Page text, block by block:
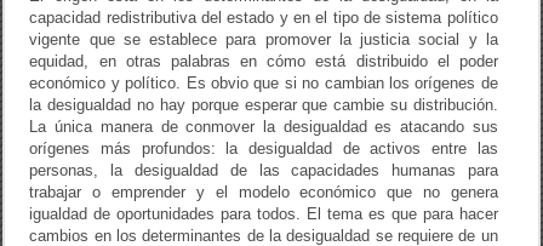
capacidad redistributiva del estado y en el tipo de sistema político
vigente que se establece para promover la justicia social y la
equidad, en otras palabras en cómo está distribuido el poder
económico y político. Es obvio que si no cambian los orígenes de
la desigualdad no hay porque esperar que cambie su distribución.
La única manera de conmover la desigualdad es atacando sus
orígenes más profundos: la desigualdad de activos entre las
personas, la desigualdad de las capacidades humanas para
trabajar o emprender y el modelo económico que no genera
igualdad de oportunidades para todos. El tema es que para hacer
cambios en los determinantes de la desigualdad se requiere de un